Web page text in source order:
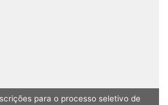
para o processo seletivo de